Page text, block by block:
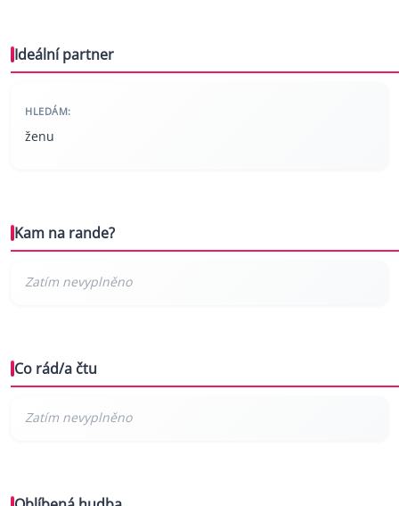
Ideální partner
HLEDÁM:
ženu
Kam na rande?
Co rád/a čtu